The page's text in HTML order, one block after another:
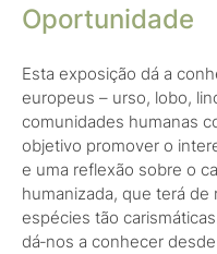
Oportunidade
Esta exposição dá a
europeus – urso, lobo,
comunidades humanas
objetivo promover o
e uma reflexão sobre o
humanizada, que terá
espécies tão
dá‑nos a conhecer